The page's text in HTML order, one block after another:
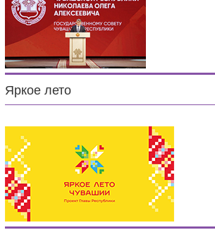
Яркое лето